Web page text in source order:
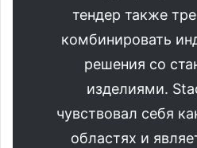
тендер также
комбинировать
решения со
изделиями.
чувствовал себя
областях и